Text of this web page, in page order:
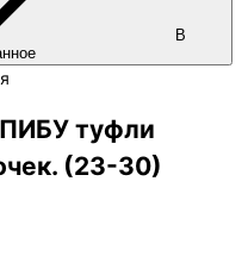
В
туфли
(23-30)